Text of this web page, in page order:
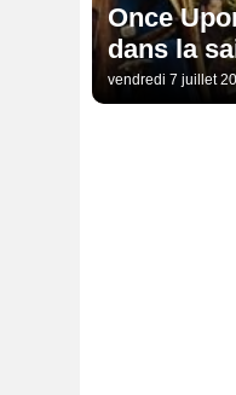
Once
dans la
vendredi 7 juillet